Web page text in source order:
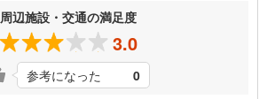
周辺施設・交通の満足度
3.0
参考になった 0